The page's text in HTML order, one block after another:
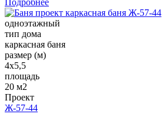
Подробнее
одноэтажный
тип дома
каркасная баня
размер (м)
4x5,5
площадь
20 м2
Проект
Ж-57-44